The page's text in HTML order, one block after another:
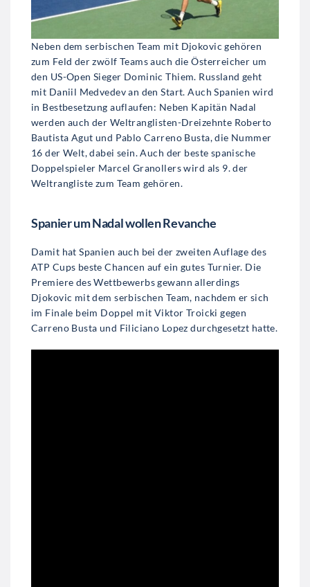
Neben dem serbischen Team mit Djokovic gehören
zum Feld der zwölf Teams auch die Österreicher um
den US-Open Sieger Dominic Thiem. Russland geht
mit Daniil Medvedev an den Start. Auch Spanien wird
in Bestbesetzung auflaufen: Neben Kapitän Nadal
werden auch der Weltranglisten-Dreizehnte Roberto
Bautista Agut und Pablo Carreno Busta, die Nummer
16 der Welt, dabei sein. Auch der beste spanische
Doppelspieler Marcel Granollers wird als 9. der
Weltrangliste zum Team gehören.
Spanier um Nadal wollen Revanche
Damit hat Spanien auch bei der zweiten Auflage des
ATP Cups beste Chancen auf ein gutes Turnier. Die
Premiere des Wettbewerbs gewann allerdings
Djokovic mit dem serbischen Team, nachdem er sich
im Finale beim Doppel mit Viktor Troicki gegen
Carreno Busta und Filiciano Lopez durchgesetzt hatte.